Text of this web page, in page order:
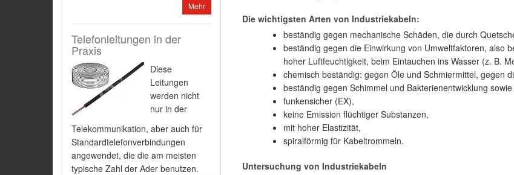
Mehr
Telefonleitungen in der
Praxis
Diese
Leitungen
werden nicht
nur in der
Telekommunikation, aber auch für
Standardtelefonverbindungen
angewendet, die die am meisten
typische Zahl der Ader benutzen.
Die wichtigsten Arten von Industriekabeln:
beständig gegen mechanische Schäden, die durch
beständig gegen die Einwirkung von Umweltfaktoren, also
hoher Luftfeuchtigkeit, beim Eintauchen ins Wasser (z. B.
chemisch beständig: gegen Öle und Schmiermittel, gegen
beständig gegen Schimmel und Bakterienentwicklung
funkensicher (EX),
keine Emission flüchtiger Substanzen,
mit hoher Elastizität,
spiralförmig für Kabeltrommeln.
Untersuchung von Industriekabeln